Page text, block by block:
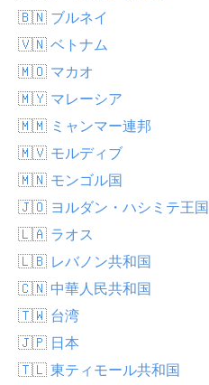
🇧🇳 ブルネイ
🇻🇳 ベトナム
🇲🇴 マカオ
🇲🇾 マレーシア
🇲🇲 ミャンマー連邦
🇲🇻 モルディブ
🇲🇳 モンゴル国
🇯🇴 ヨルダン・ハシミテ王国
🇱🇦 ラオス
🇱🇧 レバノン共和国
🇨🇳 中華人民共和国
🇹🇼 台湾
🇯🇵 日本
🇹🇱 東ティモール共和国